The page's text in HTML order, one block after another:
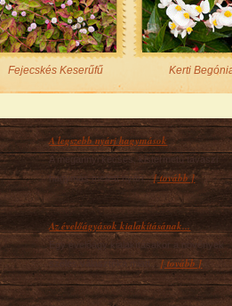
Fejecskés Keserűfű Kerti
A legszebb nyári hagymások
A megannyi kecses, kistermetű tavaszi
hagymás mellett nyári...[ tovább ]
Az évelőágyások kialakításának...
Egy évelőágy kialakításakor a növények
széles választéka miatt...[ tovább ]